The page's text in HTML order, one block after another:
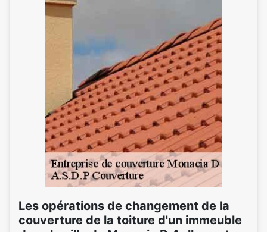
Les opérations de changement de la
couverture de la toiture d'un immeuble